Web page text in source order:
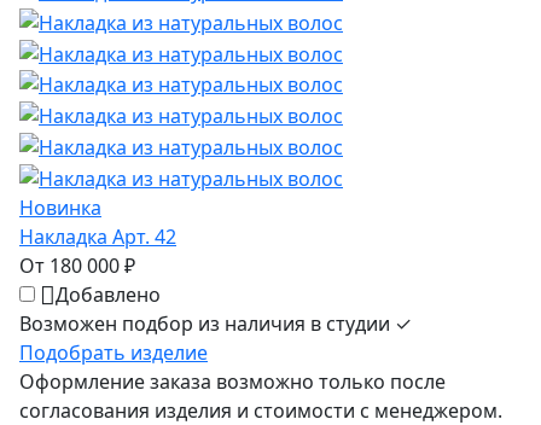
Новинка
Накладка Арт. 42
От 180 000 ₽
Добавлено
Возможен подбор из наличия в студии ✓
Подобрать изделие
Оформление заказа возможно только после
согласования изделия и стоимости с менеджером.